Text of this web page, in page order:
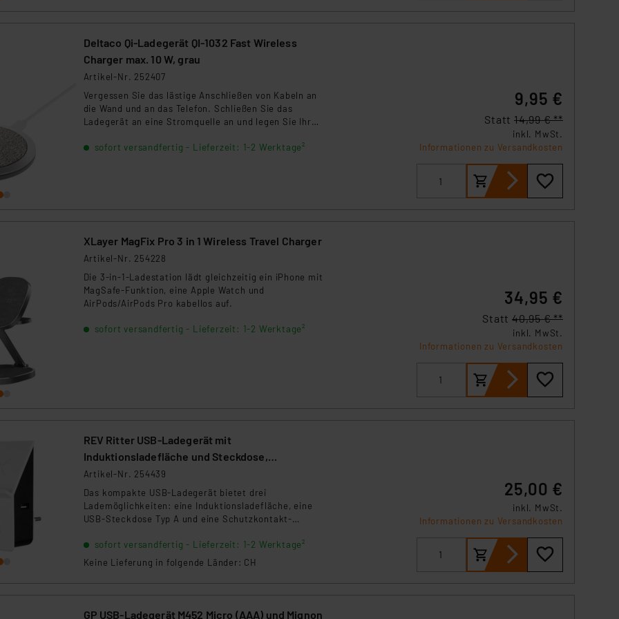
verarbeiten, ohne dass hiergegen Klagemöglichkeiten für Europäer bestehen.
Dienstleistern stützt sich auf die Standarddatenschutzklauseln der Europäischen
Beurteilung der mit der Datenübermittlung, insbesondere der Art der übermittelten
Deltaco Qi-Ladegerät QI-1032 Fast Wireless
Charger max. 10 W, grau
Artikel-Nr. 252407
Vergessen Sie das lästige Anschließen von Kabeln an
die Wand und an das Telefon. Schließen Sie das
Ladegerät an eine Stromquelle an und legen Sie Ihr
bezogene Oberfläche, um es zu laden.
sofort versandfertig - Lieferzeit: 1-2 Werktage²
9,95 €
Statt 14,99 € **
inkl. MwSt.
Informationen zu Versandkosten
XLayer MagFix Pro 3 in 1 Wireless Travel Charger
Artikel-Nr. 254228
Die 3-in-1-Ladestation lädt gleichzeitig ein iPhone mit
MagSafe-Funktion, eine Apple Watch und
AirPods/AirPods Pro kabellos auf.
sofort versandfertig - Lieferzeit: 1-2 Werktage²
34,95 €
Statt 40,95 € **
inkl. MwSt.
Informationen zu Versandkosten
REV Ritter USB-Ladegerät mit
Induktionsladefläche und Steckdose,
weiß/schwarz
Artikel-Nr. 254439
Das kompakte USB-Ladegerät bietet drei
Lademöglichkeiten: eine Induktionsladefläche, eine
USB-Steckdose Typ A und eine Schutzkontakt-
eingesteckt und ist mit erhöhtem Berührungsschutz
ausgestattet.
sofort versandfertig - Lieferzeit: 1-2 Werktage²
Keine Lieferung in folgende Länder: CH
25,00 €
inkl. MwSt.
Informationen zu Versandkosten
GP USB-Ladegerät M452 Micro (AAA) und Mignon